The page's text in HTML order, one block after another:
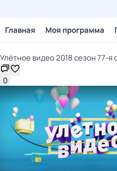
Главная Моя программа
Улётное видео 2018 сезон 77-я
0